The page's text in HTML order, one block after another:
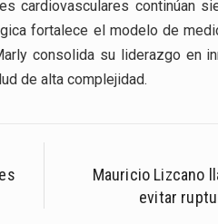
cardiovasculares continúan
fortalece el modelo de
consolida su liderazgo en
de alta complejidad.
Mauricio Lizcano
evitar